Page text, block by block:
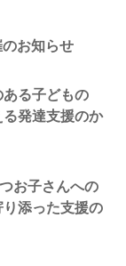
お知らせ
る子どもの
発達支援のか
お子さんへの
添った支援の